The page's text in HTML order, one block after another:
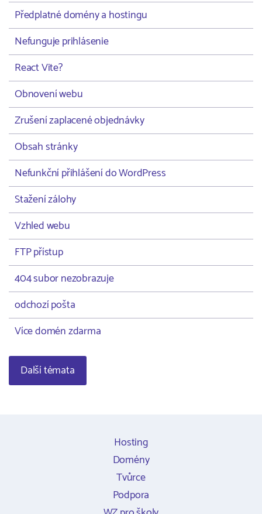
Předplatné domény a hostingu
Nefunguje prihlásenie
React Vite?
Obnovení webu
Zrušení zaplacené objednávky
Obsah stránky
Nefunkční přihlášení do WordPress
Stažení zálohy
Vzhled webu
FTP přístup
404 subor nezobrazuje
odchozí pošta
Více domén zdarma
Další témata
Hosting
Domény
Tvůrce
Podpora